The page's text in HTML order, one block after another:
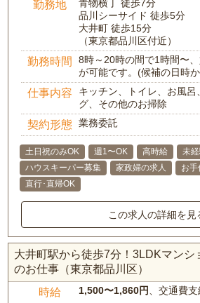
勤務地
青物横丁 徒歩7分
品川シーサイド 徒歩5分
大井町 徒歩15分
（東京都品川区付近）
勤務時間
8時～20時の間で1時間〜
が可能です。(候補の日時
仕事内容
キッチン、トイレ、お風呂
グ、その他のお掃除
契約形態 業務委託
土日祝のみOK 週1〜OK 高時給
未
ハウスキーパー募集
家政婦の求人
お手
直行･直帰OK
この求人の詳細を見
大井町駅から徒歩7分！3LDKマンシ
のお仕事（東京都品川区）
時給 1,500〜1,860円、交通費